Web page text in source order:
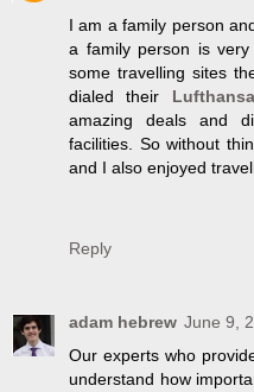
I am a family person
a family person is
some travelling sites
dialed their
amazing deals and
facilities. So without
and I also enjoyed
Reply
adam hebrew June 9,
Our experts who
understand how